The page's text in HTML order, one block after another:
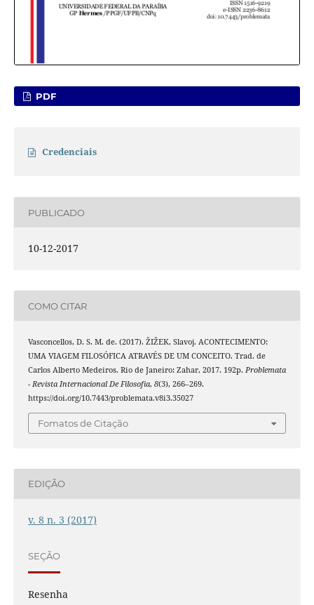
PDF
Credenciais
PUBLICADO
10-12-2017
COMO CITAR
Vasconcellos, D. S. M. de. (2017). ŽIŽEK, Slavoj. ACONTECIMENTO:
UMA VIAGEM FILOSÓFICA ATRAVÉS DE UM CONCEITO. Trad. de
Carlos Alberto Medeiros. Rio de Janeiro: Zahar, 2017. 192p. Problemata
- Revista Internacional De Filosofia, 8(3), 266–269.
https://doi.org/10.7443/problemata.v8i3.35027
Fomatos de Citação
EDIÇÃO
v. 8 n. 3 (2017)
SEÇÃO
Resenha